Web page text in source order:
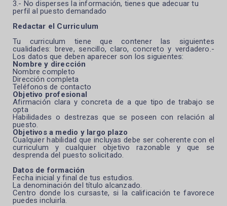
3.- No disperses la información, tienes que adecuar tu
perfil al puesto demandado
Redactar el Curriculum
Tu curriculum tiene que contener las siguientes
cualidades: breve, sencillo, claro, concreto y verdadero.-
Los datos que deben aparecer son los siguientes:
Nombre y dirección
Nombre completo
Dirección completa
Teléfonos de contacto
Objetivo profesional
Afirmación clara y concreta de a que tipo de trabajo se
opta
Habilidades o destrezas que se poseen con relación al
puesto.
Objetivos a medio y largo plazo
Cualquier habilidad que incluyas debe ser coherente con el
curriculum y cualquier objetivo razonable y que se
desprenda del puesto solicitado.
Datos de formación
Fecha inicial y final de tus estudios.
La denominación del título alcanzado.
Centro donde los cursaste, si la calificación te favorece
puedes incluirla.